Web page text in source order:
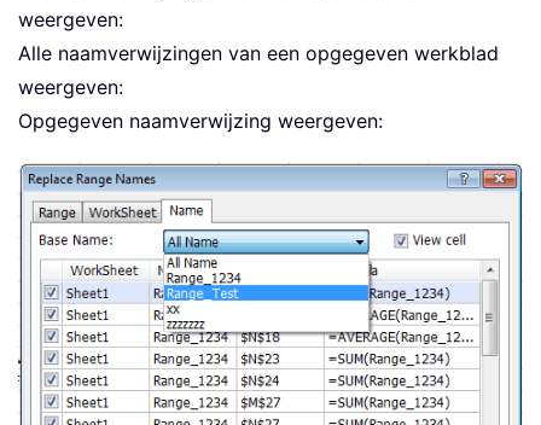
weergeven:
Alle naamverwijzingen van een opgegeven werkblad
weergeven:
Opgegeven naamverwijzing weergeven: